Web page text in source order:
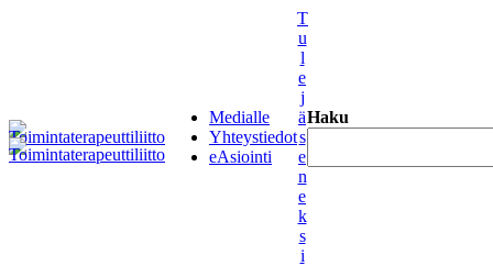
Medialle
Yhteystiedot
eAsiointi
T
u
l
e
j
ä
s
e
n
e
k
s
i
Haku